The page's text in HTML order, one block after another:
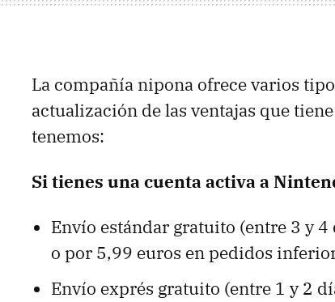
La compañía nipona ofrece varios
actualización de las ventajas que
tenemos:
Si tienes una cuenta activa a
Envío estándar gratuito (entre 3 y
o por 5,99 euros en pedidos
Envío exprés gratuito (entre 1 y 2